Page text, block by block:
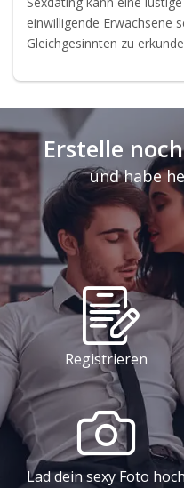
einwilligende Erwachsene
Gleichgesinnten zu
Erstelle
und habe
Registrieren
Lad dein sexy Foto hoch